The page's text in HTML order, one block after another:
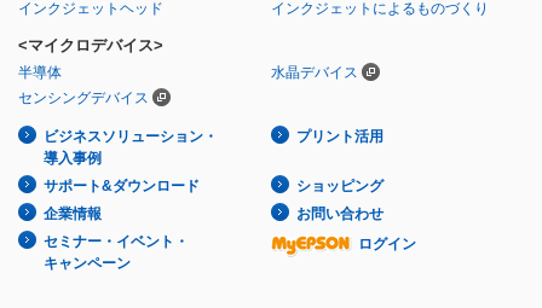
インクジェットヘッド インクジェットによるものづくり
<マイクロデバイス>
半導体
水晶デバイス
センシングデバイス
ビジネスソリューション・
導入事例
プリント活用
サポート&ダウンロード
ショッピング
企業情報
お問い合わせ
セミナー・イベント・
キャンペーン
ログイン